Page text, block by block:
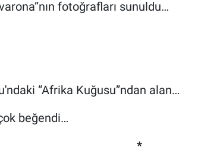
fotoğrafları sunuldu…
“Afrika Kuğusu”ndan alan…
beğendi…
*